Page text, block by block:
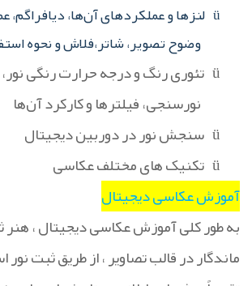
ü لنزها و عملکردهای آن‌ها،
وضوح تصویر، شاتر،فلاش و نحوه
ü تئوری رنگ و درجه حرارت رنگی
نورسنجی، فیلترها و کارکرد آن‌ها
ü سنجش نور در دوربین دیجیتال
ü تکنیک های مختلف عکاسی
آموزش عکاسی دیجیتال
به طور کلی آموزش عکاسی دیجیتال ،
ماندگار در قالب تصاویر ، از طریق ثبت